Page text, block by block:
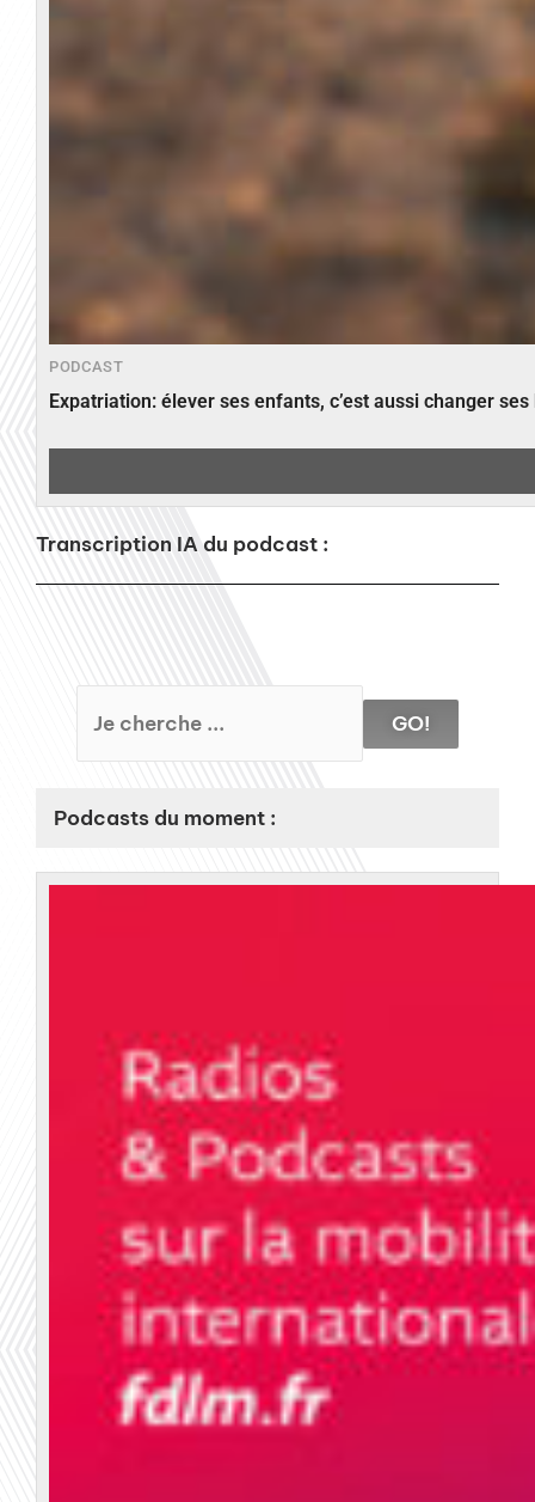
PODCAST
Expatriation: élever ses enfants, c’est aussi changer
Transcription IA du podcast :
GO!
Podcasts du moment :